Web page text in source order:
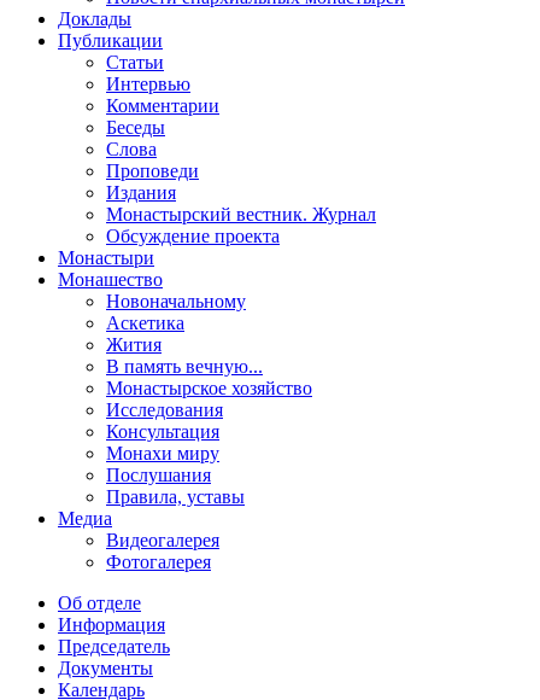
Доклады
Публикации
Статьи
Интервью
Комментарии
Беседы
Слова
Проповеди
Издания
Монастырский вестник. Журнал
Обсуждение проекта
Монастыри
Монашество
Новоначальному
Аскетика
Жития
В память вечную...
Монастырское хозяйство
Исследования
Консультация
Монахи миру
Послушания
Правила, уставы
Медиа
Видеогалерея
Фотогалерея
Об отделе
Информация
Председатель
Документы
Календарь